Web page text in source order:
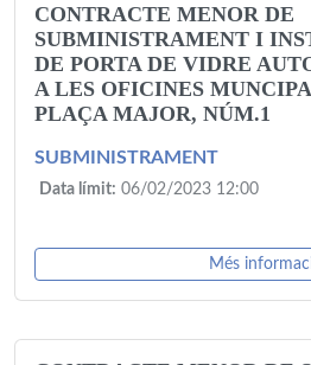
CONTRACTE MENOR DE
SUBMINISTRAMENT I
DE PORTA DE VIDRE
A LES OFICINES
PLAÇA MAJOR, NÚM.1
SUBMINISTRAMENT
Data límit: 06/02/2023 12:00
Més